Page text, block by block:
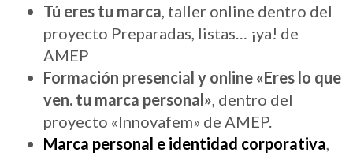
Tú eres tu marca, taller online dentro del
proyecto Preparadas, listas… ¡ya! de
AMEP
Formación presencial y online «Eres lo que
ven. tu marca personal», dentro del
proyecto «Innovafem» de AMEP.
Marca personal e identidad corporativa,